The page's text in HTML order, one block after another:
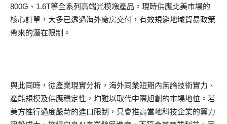
800G、1.6T等全系列高端光模塊產品。現時供應北美市場的
核心訂單，大多已透過海外廠房交付，有效規避地域貿易政策
帶來的潛在限制。
與此同時，從產業現實分析，海外同業短期內無論技術實力、
產能規模及供應穩定性，均難以取代中際旭創的市場地位。若
美方推行過度嚴苛的進口限制，只會推高當地科技企業的算力